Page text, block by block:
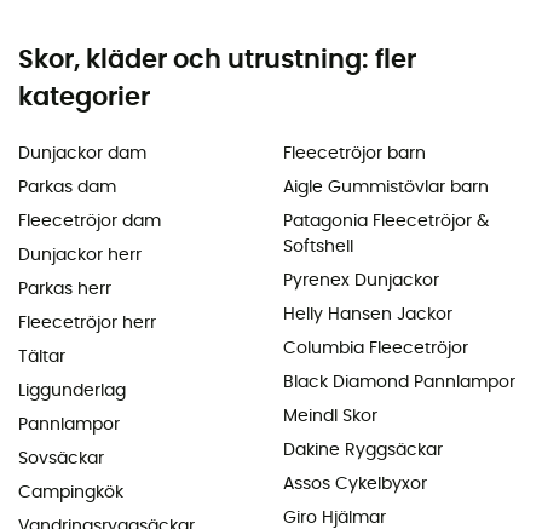
Skor, kläder och utrustning: fler
kategorier
Dunjackor dam
Parkas dam
Fleecetröjor dam
Dunjackor herr
Parkas herr
Fleecetröjor herr
Tältar
Liggunderlag
Pannlampor
Sovsäckar
Campingkök
Fleecetröjor barn
Aigle Gummistövlar barn
Patagonia Fleecetröjor &
Softshell
Pyrenex Dunjackor
Helly Hansen Jackor
Columbia Fleecetröjor
Black Diamond Pannlampor
Meindl Skor
Dakine Ryggsäckar
Assos Cykelbyxor
Giro Hjälmar